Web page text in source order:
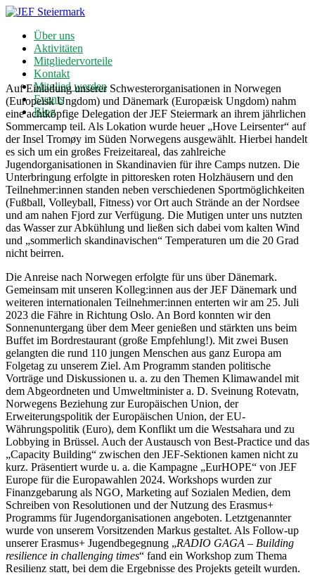
Über uns
Aktivitäten
Mitgliedervorteile
Kontakt
Mitglied werden
Events
Blog
Auf Einladung unserer Schwesterorganisationen in Norwegen
(Europeisk Ungdom) und Dänemark (Europæisk Ungdom) nahm
eine achtköpfige Delegation der JEF Steiermark an ihrem jährlichen
Sommercamp teil. Als Lokation wurde heuer „Hove Leirsenter“ auf
der Insel Tromøy im Süden Norwegens ausgewählt. Hierbei handelt
es sich um ein großes Freizeitareal, das zahlreiche
Jugendorganisationen in Skandinavien für ihre Camps nutzen. Die
Unterbringung erfolgte in pittoresken roten Holzhäusern und den
Teilnehmer:innen standen neben verschiedenen Sportmöglichkeiten
(Fußball, Volleyball, Fitness) vor Ort auch Strände an der Nordsee
und am nahen Fjord zur Verfügung. Die Mutigen unter uns nutzten
das Wasser zur Abkühlung und ließen sich dabei vom kalten Wind
und „sommerlich skandinavischen“ Temperaturen um die 20 Grad
nicht beirren.
Die Anreise nach Norwegen erfolgte für uns über Dänemark.
Gemeinsam mit unseren Kolleg:innen aus der JEF Dänemark und
weiteren internationalen Teilnehmer:innen enterten wir am 25. Juli
2023 die Fähre in Richtung Oslo. An Bord konnten wir den
Sonnenuntergang über dem Meer genießen und stärkten uns beim
Buffet im Bordrestaurant (große Empfehlung!). Mit zwei Busen
gelangten die rund 110 jungen Menschen aus ganz Europa am
Folgetag zu unserem Ziel. Am Programm standen politische
Vorträge und Diskussionen u. a. zu den Themen Klimawandel mit
dem Abgeordneten und Umweltminister a. D. Sveinung Rotevatn,
Norwegens Beziehung zur Europäischen Union, der
Erweiterungspolitik der Europäischen Union, der EU-
Währungspolitik (Euro), dem Konflikt um die Westsahara und zu
Lobbying in Brüssel. Auch der Austausch von Best-Practice und das
„Capacity Building“ zwischen den JEF-Sektionen kamen nicht zu
kurz. Präsentiert wurde u. a. die Kampagne „EurHOPE“ von JEF
Europe für die Europawahlen 2024. Workshops wurden zur
Finanzgebarung als NGO, Marketing auf Sozialen Medien, dem
Schreiben von Resolutionen und der Nutzung des Erasmus+
Programms für Jugendorganisationen angeboten. Letztgenannter
wurde von unserem Vorsitzenden Markus gestaltet. Als Follow-up
unserer Erasmus+ Jugendbegegnung „RADIO GAGA – Building
resilience in challenging times“ fand ein Workshop zum Thema
Resilienz statt, bei dem die Ergebnisse des Projekts geteilt wurden.